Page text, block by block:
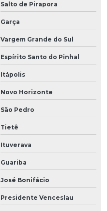
Salto de Pirapora
Garça
Vargem Grande do Sul
Espírito Santo do Pinhal
Itápolis
Novo Horizonte
São Pedro
Tietê
Ituverava
Guariba
José Bonifácio
Presidente Venceslau